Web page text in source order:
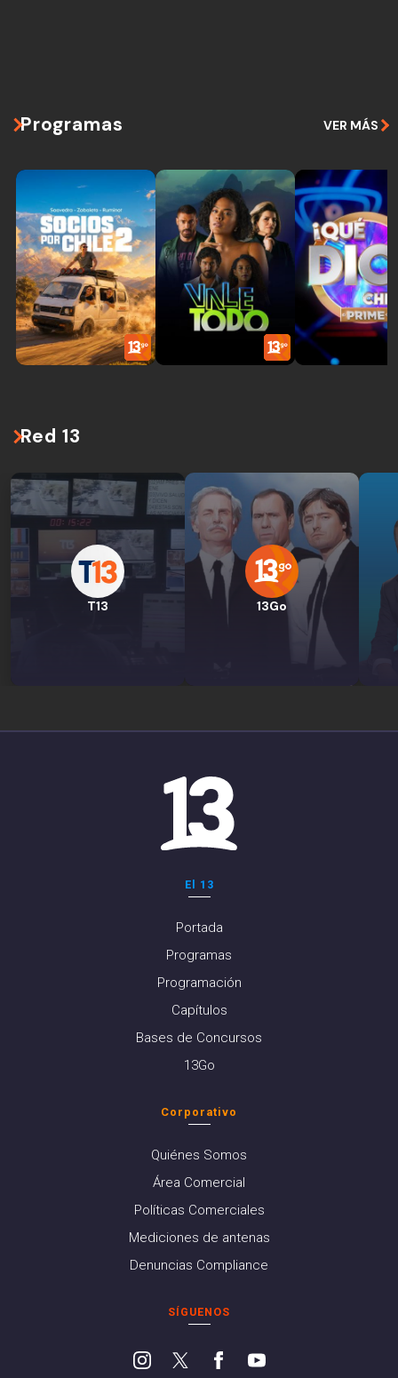
Programas VER MÁS
Red 13
T13 13Go
El 13
Portada
Programas
Programación
Capítulos
Bases de Concursos
13Go
Corporativo
Quiénes Somos
Área Comercial
Políticas Comerciales
Mediciones de antenas
Denuncias Compliance
SÍGUENOS